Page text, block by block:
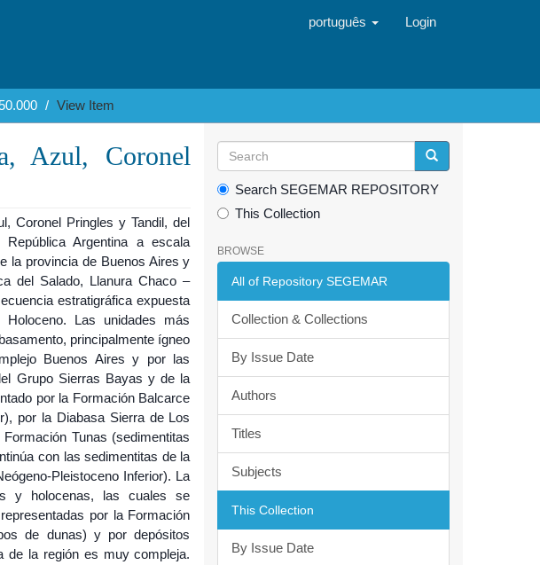
português Login
View Item
Azul, Coronel
Coronel Pringles y Tandil, del
Argentina a escala
la provincia de Buenos Aires y
del Salado, Llanura Chaco –
estratigráfica expuesta
Las unidades más
principalmente ígneo
Buenos Aires y por las
Grupo Sierras Bayas y de la
por la Formación Balcarce
por la Diabasa Sierra de Los
Tunas (sedimentitas
con las sedimentitas de la
Pleistoceno Inferior). La
y holocenas, las cuales se
por la Formación
de dunas) y por depósitos
de la región es muy compleja.
Search SEGEMAR REPOSITORY
This Collection
BROWSE
All of Repository SEGEMAR
Collection & Collections
By Issue Date
Authors
Titles
Subjects
This Collection
By Issue Date